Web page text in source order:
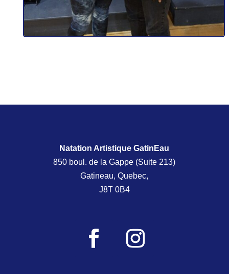
Natation Artistique GatinEau
850 boul. de la Gappe (Suite 213)
Gatineau, Quebec,
J8T 0B4